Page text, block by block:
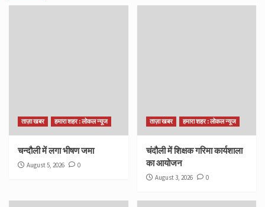
ताज़ा खबर हमारा शहर : लोकल न्यूज
चन्दौली में लगा भीषण जमा
August 5, 2026 0
ताज़ा खबर हमारा शहर : लोकल न्यूज
चंदौली में शिक्षक गरिमा कार्यशाला
का आयोजन
August 3, 2026 0